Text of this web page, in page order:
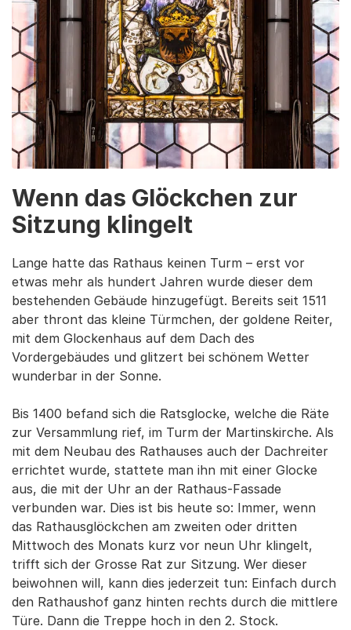
Wenn das Glöckchen zur
Sitzung klingelt
Lange hatte das Rathaus keinen Turm – erst vor
etwas mehr als hundert Jahren wurde dieser dem
bestehenden Gebäude hinzugefügt. Bereits seit 1511
aber thront das kleine Türmchen, der goldene Reiter,
mit dem Glockenhaus auf dem Dach des
Vordergebäudes und glitzert bei schönem Wetter
wunderbar in der Sonne.
Bis 1400 befand sich die Ratsglocke, welche die Räte
zur Versammlung rief, im Turm der Martinskirche. Als
mit dem Neubau des Rathauses auch der Dachreiter
errichtet wurde, stattete man ihn mit einer Glocke
aus, die mit der Uhr an der Rathaus-Fassade
verbunden war. Dies ist bis heute so: Immer, wenn
das Rathausglöckchen am zweiten oder dritten
Mittwoch des Monats kurz vor neun Uhr klingelt,
trifft sich der Grosse Rat zur Sitzung. Wer dieser
beiwohnen will, kann dies jederzeit tun: Einfach durch
den Rathaushof ganz hinten rechts durch die mittlere
Türe. Dann die Treppe hoch in den 2. Stock.